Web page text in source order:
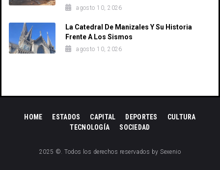
agosto 10, 2026
La Catedral De Manizales Y Su Historia
Frente A Los Sismos
agosto 10, 2026
HOME ESTADOS CAPITAL DEPORTES
CULTURA
TECNOLOGÍA
SOCIEDAD
2025 ©. Todos los derechos reservados by Sexenio